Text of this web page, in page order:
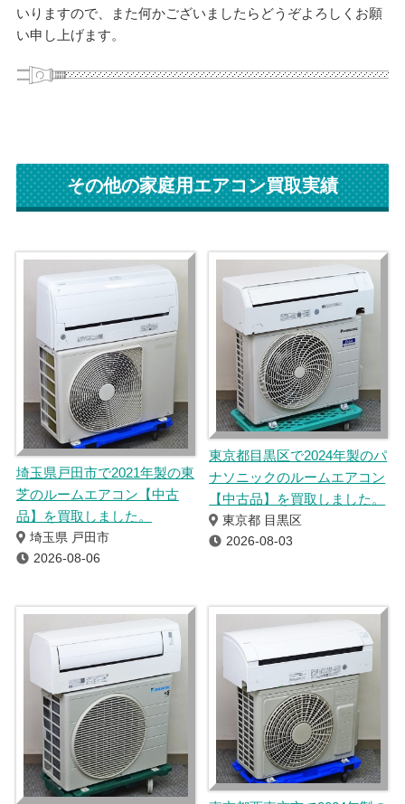
いりますので、また何かございましたらどうぞよろしくお願
い申し上げます。
その他の家庭用エアコン買取実績
埼玉県戸田市で2021年製の東
芝のルームエアコン【中古
品】を買取しました。
埼玉県 戸田市
2026-08-06
東京都目黒区で2024年製のパ
ナソニックのルームエアコン
【中古品】を買取しました。
東京都 目黒区
2026-08-03